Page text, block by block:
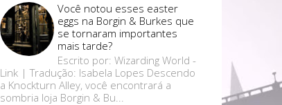
Você notou esses easter
eggs na Borgin & Burkes que
se tornaram importantes
mais tarde?
Escrito por: Wizarding World -
Link | Tradução: Isabela Lopes Descendo
a Knockturn Alley, você encontrará a
sombria loja Borgin & Bu...